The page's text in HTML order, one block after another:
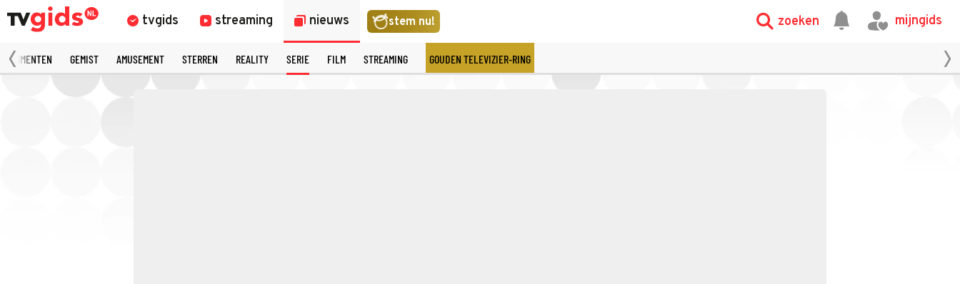
tvgids streaming nieuws stem nu! zoeken mijngids
GEMIST AMUSEMENT STERREN REALITY SERIE FILM STREAMING GOUDEN TELEVIZIER-RING